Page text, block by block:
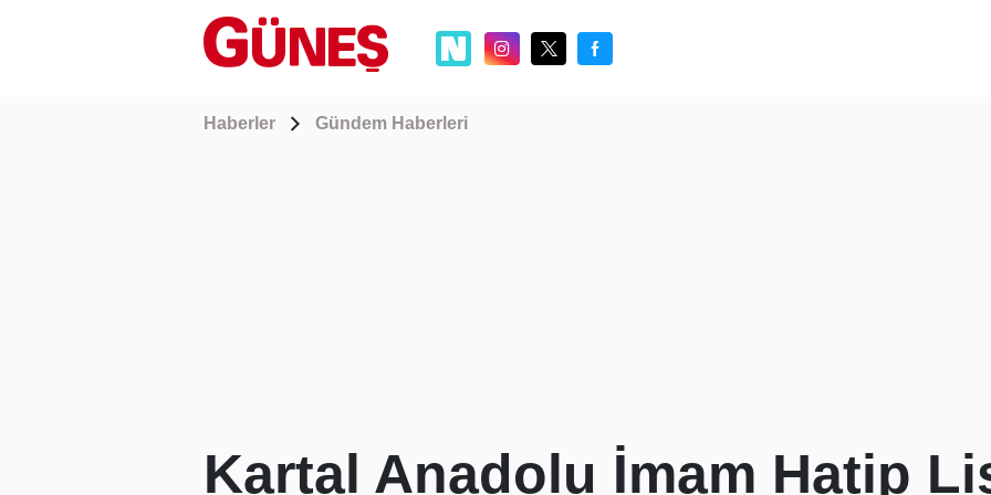
Haberler Gündem Haberleri
Kartal Anadolu İmam Hatip